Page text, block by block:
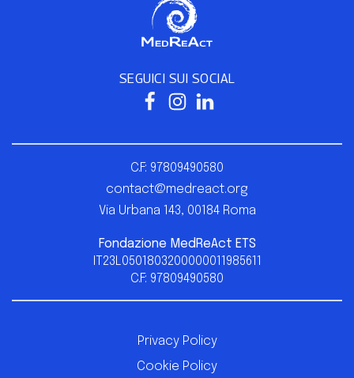
SEGUICI SUI SOCIAL
Fondazione MedReAct ETS
IT23L0501803200000011985611
C.F: 97809490580
C.F: 97809490580
contact@medreact.org
Via Urbana 143, 00184 Roma
Privacy Policy
Cookie Policy